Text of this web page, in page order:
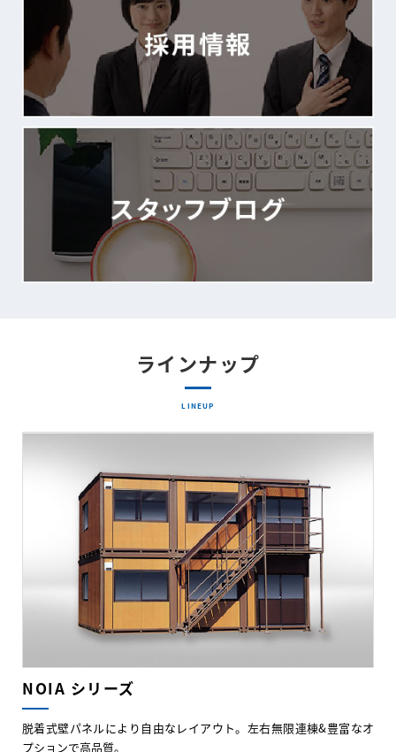
ラインナップ
LINEUP
NOIA シリーズ
脱着式壁パネルにより自由なレイアウト。左右無限連棟&豊富なオ
プションで高品質。